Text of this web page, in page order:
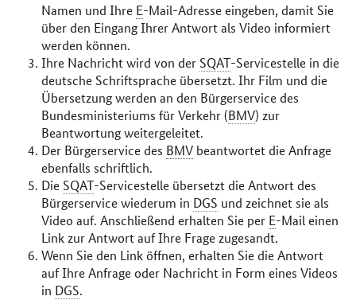
Namen und Ihre E-Mail-Adresse eingeben, damit Sie
über den Eingang Ihrer Antwort als Video informiert
werden können.
Ihre Nachricht wird von der SQAT-Servicestelle in die
deutsche Schriftsprache übersetzt. Ihr Film und die
Übersetzung werden an den Bürgerservice des
Bundesministeriums für Verkehr (BMV) zur
Beantwortung weitergeleitet.
Der Bürgerservice des BMVbeantwortet die Anfrage
ebenfalls schriftlich.
Die SQAT-Servicestelle übersetzt die Antwort des
Bürgerservice wiederum in DGS und zeichnet sie als
Video auf. Anschließend erhalten Sie per E-Mail einen
Link zur Antwort auf Ihre Frage zugesandt.
Wenn Sie den Link öffnen, erhalten Sie die Antwort
auf Ihre Anfrage oder Nachricht in Form eines Videos
in DGS.